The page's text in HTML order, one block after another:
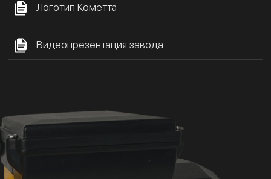
Логотип Кометта
Видеопрезентация завода